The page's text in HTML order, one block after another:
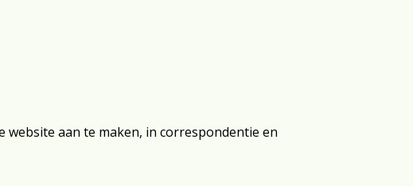
aan te maken, in correspondentie en